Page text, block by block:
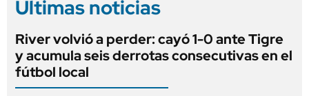
Últimas noticias
River volvió a perder: cayó 1-0 ante Tigre
y acumula seis derrotas consecutivas en el
fútbol local